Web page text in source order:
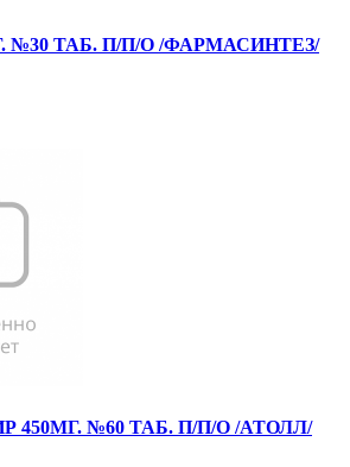
№30 ТАБ. П/П/О /ФАРМАСИНТЕЗ/
450МГ. №60 ТАБ. П/П/О /АТОЛЛ/